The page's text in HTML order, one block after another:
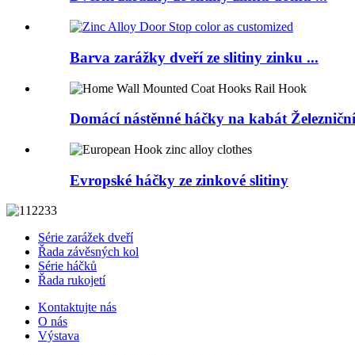
Barva zarážky dveří ze slitiny zinku ...
Domácí nástěnné háčky na kabát
Evropské háčky ze zinkové slitiny
Série zarážek dveří
Řada závěsných kol
Série háčků
Řada rukojetí
Kontaktujte nás
O nás
Výstava